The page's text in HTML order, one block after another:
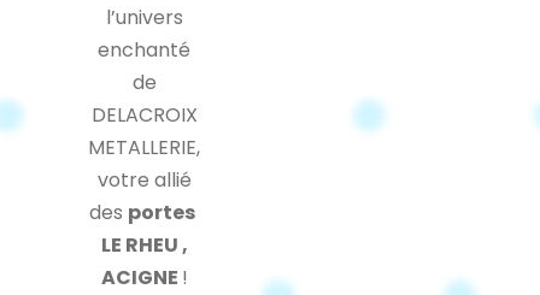
l’univers
enchanté
de
DELACROIX
METALLERIE,
votre allié
des portes
LE RHEU ,
ACIGNE !